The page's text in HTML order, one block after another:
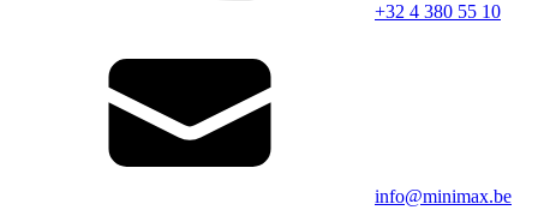
+32 4 380 55 10
info@minimax.be